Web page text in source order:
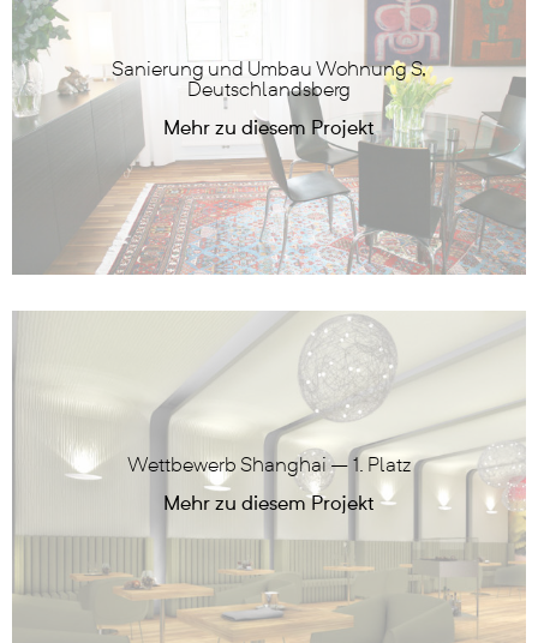
Sanierung und Umbau Wohnung S,
Deutschlandsberg
Wettbewerb Shanghai – 1. Platz